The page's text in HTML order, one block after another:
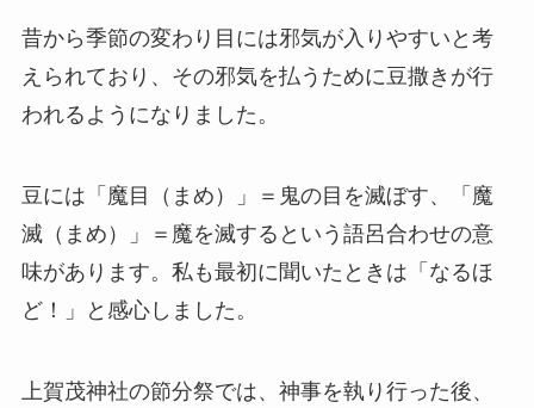
昔から季節の変わり目には邪気が入りやすいと考
えられており、その邪気を払うために豆撒きが行
われるようになりました。
豆には「魔目（まめ）」＝鬼の目を滅ぼす、「魔
滅（まめ）」＝魔を滅するという語呂合わせの意
味があります。私も最初に聞いたときは「なるほ
ど！」と感心しました。
上賀茂神社の節分祭では、神事を執り行った後、